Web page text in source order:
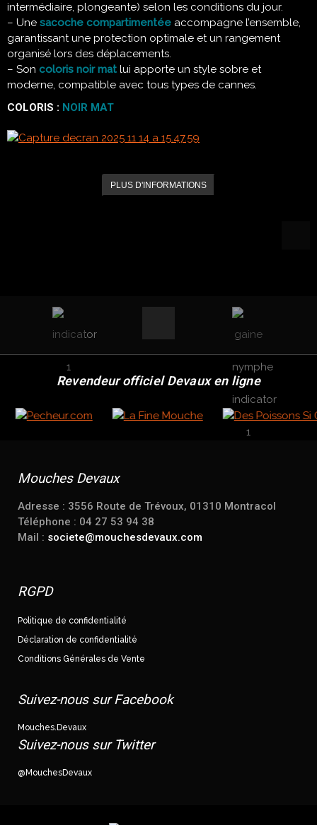
intermédiaire, plongeante) selon les conditions du jour.
– Une sacoche compartimentée accompagne l’ensemble,
garantissant une protection optimale et un rangement
organisé lors des déplacements.
– Son coloris noir mat lui apporte un style sobre et
moderne, compatible avec tous types de cannes.
COLORIS : NOIR MAT
PLUS D'INFORMATIONS
Revendeur officiel Devaux en ligne
Mouches Devaux
Adresse : 3556 Route de Trévoux, 01310 Montracol
Téléphone : 04 27 53 94 38
Mail : societe@mouchesdevaux.com
RGPD
Politique de confidentialité
Déclaration de confidentialité
Conditions Générales de Vente
Suivez-nous sur Facebook
Mouches.Devaux
Suivez-nous sur Twitter
@MouchesDevaux